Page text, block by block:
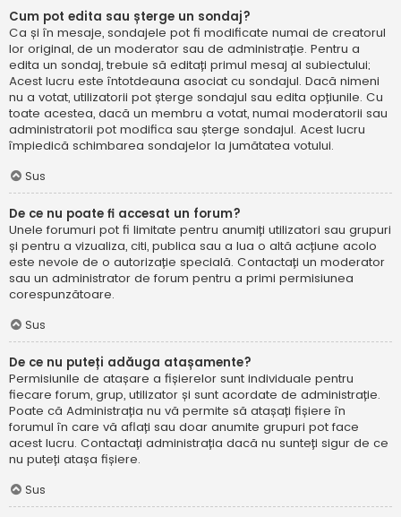
Cum pot edita sau șterge un sondaj?
Ca și în mesaje, sondajele pot fi modificate numai de creatorul
lor original, de un moderator sau de administrație. Pentru a
edita un sondaj, trebuie să editați primul mesaj al subiectului;
Acest lucru este întotdeauna asociat cu sondajul. Dacă nimeni
nu a votat, utilizatorii pot șterge sondajul sau edita opțiunile. Cu
toate acestea, dacă un membru a votat, numai moderatorii sau
administratorii pot modifica sau șterge sondajul. Acest lucru
împiedică schimbarea sondajelor la jumătatea votului.
Sus
De ce nu poate fi accesat un forum?
Unele forumuri pot fi limitate pentru anumiți utilizatori sau grupuri
și pentru a vizualiza, citi, publica sau a lua o altă acțiune acolo
este nevoie de o autorizație specială. Contactați un moderator
sau un administrator de forum pentru a primi permisiunea
corespunzătoare.
Sus
De ce nu puteți adăuga atașamente?
Permisiunile de atașare a fișierelor sunt individuale pentru
fiecare forum, grup, utilizator și sunt acordate de administrație.
Poate că Administrația nu vă permite să atașați fișiere în
forumul în care vă aflați sau doar anumite grupuri pot face
acest lucru. Contactați administrația dacă nu sunteți sigur de ce
nu puteți atașa fișiere.
Sus